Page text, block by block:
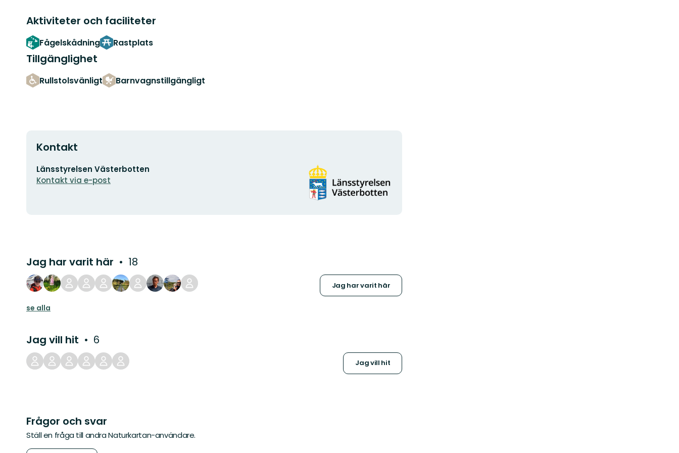
Aktiviteter och faciliteter
Fågelskådning Rastplats
Tillgänglighet
Rullstolsvänligt Barnvagnstillgängligt
Kontakt
E-
postadress
Länsstyrelsen Västerbotten
Kontakt via e-post
Organisationens
logotyp
Jag har varit här 18
Jag har varit här
se alla
Jag vill hit 6
Jag vill hit
Frågor och svar
Ställ en fråga till andra Naturkartan-användare.